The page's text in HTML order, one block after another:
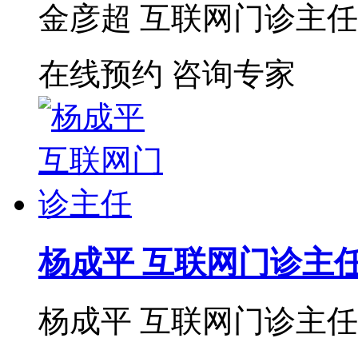
金彦超 互联网门诊主
在线预约 咨询专家
杨成平 互联网门诊主
杨成平 互联网门诊主